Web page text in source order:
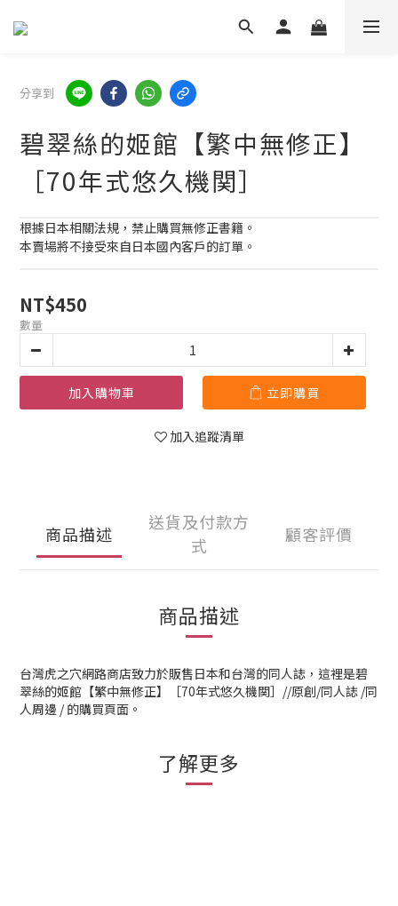
分享到
碧翠絲的姬館【繁中無修正】
［70年式悠久機関］
根據日本相關法規，禁止購買無修正書籍。
本賣場將不接受來自日本國內客戶的訂單。
NT$450
數量
加入購物車 立即購買
加入追蹤清單
商品描述
送貨及付款方
式
顧客評價
商品描述
台灣虎之穴網路商店致力於販售日本和台灣的同人誌，這裡是碧
翠絲的姬館【繁中無修正】［70年式悠久機関］//原創/同人誌 /同
人周邊 / 的購買頁面。
了解更多